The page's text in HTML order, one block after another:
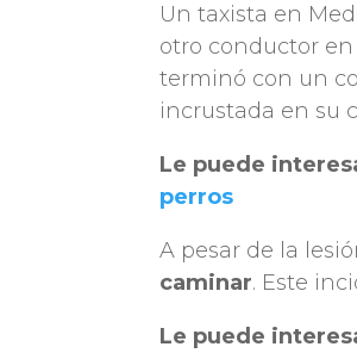
Un taxista en
otro conductor
terminó con un
incrustada en su
Le puede
perros
A pesar de la
caminar. Este
Le puede